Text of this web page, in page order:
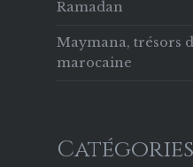
Ramadan
Maymana, trésors
marocaine
Catégories